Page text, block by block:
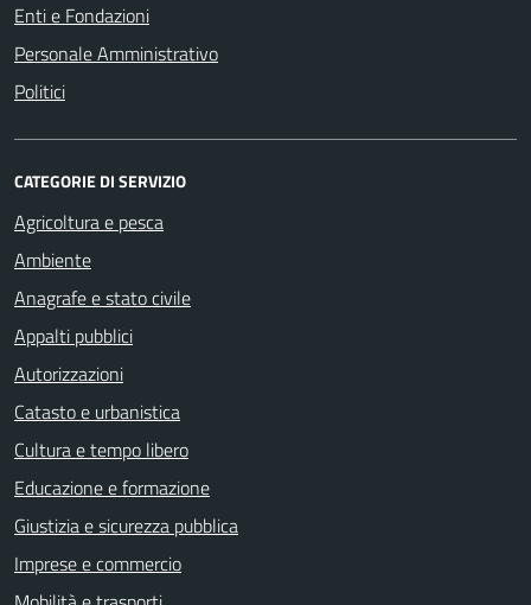
Enti e Fondazioni
Personale Amministrativo
Politici
CATEGORIE DI SERVIZIO
Agricoltura e pesca
Ambiente
Anagrafe e stato civile
Appalti pubblici
Autorizzazioni
Catasto e urbanistica
Cultura e tempo libero
Educazione e formazione
Giustizia e sicurezza pubblica
Imprese e commercio